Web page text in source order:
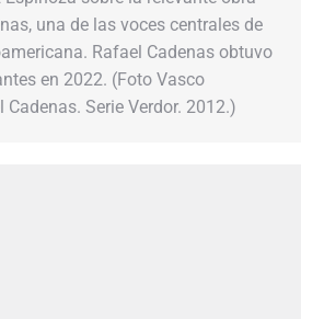
una de las voces centrales de
Rafael Cadenas obtuvo
en 2022. (Foto Vasco
Cadenas. Serie Verdor. 2012.)